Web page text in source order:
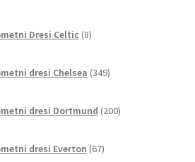
Dresi Celtic 8izdelkov
dresi Chelsea 349izdelkov
dresi Dortmund 200izdelkov
dresi Everton 67izdelkov